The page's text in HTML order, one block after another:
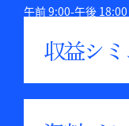
午前 9:00-午後 18:00
収益シ